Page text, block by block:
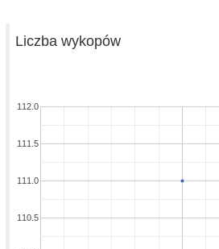
Liczba wykopów
110.5
111.0
111.5
112.0